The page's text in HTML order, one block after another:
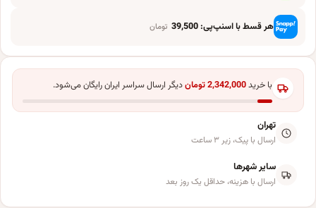
هر قسط با اسنپ‌پی:39,500 تومان
با خرید2,342,000توماندیگر ارسال سراسر ایران رایگان می‌شود.
تهران
ارسال با پیک، زیر ۳ ساعت
سایر شهرها
ارسال با هزینه، حداقل یک روز بعد